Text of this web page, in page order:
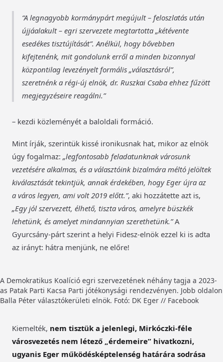
A legnagyobb kormánypárt megújult – feloszlatás után
újjáalakult – egri szervezete megtartotta „kétévente
esedékes tisztújítását”. Anélkül, hogy bővebben
kifejtenénk, mit gondolunk erről a minden bizonnyal
központilag levezényelt formális „választásról”,
szeretnénk a régi-új elnök, dr. Ruszkai Csaba ehhez fűzött
megjegyzéseire reagálni.
– kezdi közleményét a baloldali formáció.
Mint írják, szerintük kissé ironikusnak hat, mikor az elnök
úgy fogalmaz: „legfontosabb feladatunknak városunk
vezetésére alkalmas, és a választóink bizalmára méltó jelöltek
kiválasztását tekintjük, annak érdekében, hogy Eger újra az
a város legyen, ami volt 2019 előtt.”, aki hozzátette azt is,
„Egy jól szervezett, élhető, tiszta város, amelyre büszkék
lehetünk, és amelyet mindannyian szerethetünk.”A
Gyurcsány-párt szerint a helyi Fidesz-elnök ezzel ki is adta
az irányt: hátra menjünk, ne előre!
A Demokratikus Koalíció egri szervezetének néhány tagja a 2023-
as Patak Parti Kacsa Parti jótékonysági rendezvényen. Jobb oldalon
Balla Péter választókerületi elnök. Fotó: DK Eger // Facebook
Kiemelték, nem tisztük a jelenlegi, Mirkóczki-féle
városvezetés nem létező „érdemeire” hivatkozni,
ugyanis Eger működésképtelenség határára sodrása